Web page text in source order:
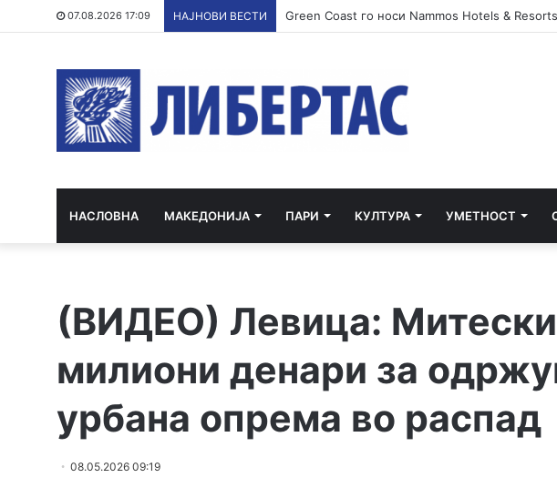
07.08.2026 17:09 НАЈНОВИ ВЕСТИ
НАСЛОВНА МАКЕДОНИЈА ПАРИ КУЛТУРА УМЕТНОСТ
(ВИДЕО) Левица:
милиони денари за
урбана опрема во распад
08.05.2026 09:19